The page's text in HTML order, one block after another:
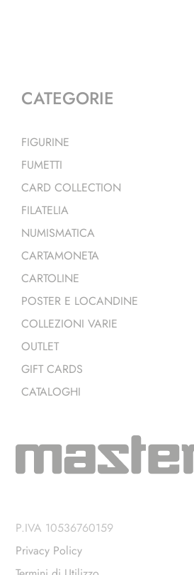
CATEGORIE
FIGURINE
FUMETTI
CARD COLLECTION
FILATELIA
NUMISMATICA
CARTAMONETA
CARTOLINE
POSTER E LOCANDINE
COLLEZIONI VARIE
OUTLET
GIFT CARDS
CATALOGHI
P.IVA 10536760159
Privacy Policy